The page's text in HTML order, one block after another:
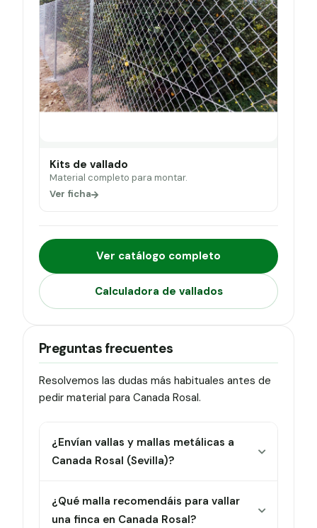
Kits de vallado
Material completo para montar.
Ver ficha
Ver catálogo completo
Calculadora de vallados
Preguntas frecuentes
Resolvemos las dudas más habituales antes de
pedir material para Canada Rosal.
¿Envían vallas y mallas metálicas a
Canada Rosal (Sevilla)?
¿Qué malla recomendáis para vallar
una finca en Canada Rosal?